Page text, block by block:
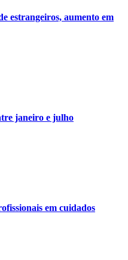
estrangeiros, aumento em
janeiro e julho
em cuidados